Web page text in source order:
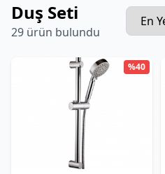
Duş Seti
29 ürün bulundu
%40